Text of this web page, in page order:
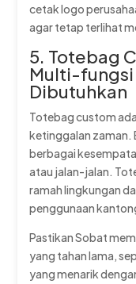
cetak logo
agar tetap terlihat
5. Totebag
Multi-fungsi
Dibutuhkan
Totebag custom
ketinggalan zaman.
berbagai
atau jalan-jalan.
ramah lingkungan
penggunaan
Pastikan Sobat
yang tahan lama,
yang menarik